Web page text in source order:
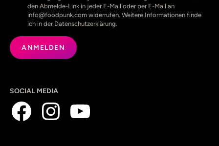
den Abmelde-Link in jeder E-Mail oder per E-Mail an
info@foodpunk.com widerrufen. Weitere Informationen finde
ich in der Datenschutzerklärung.
SOCIAL MEDIA